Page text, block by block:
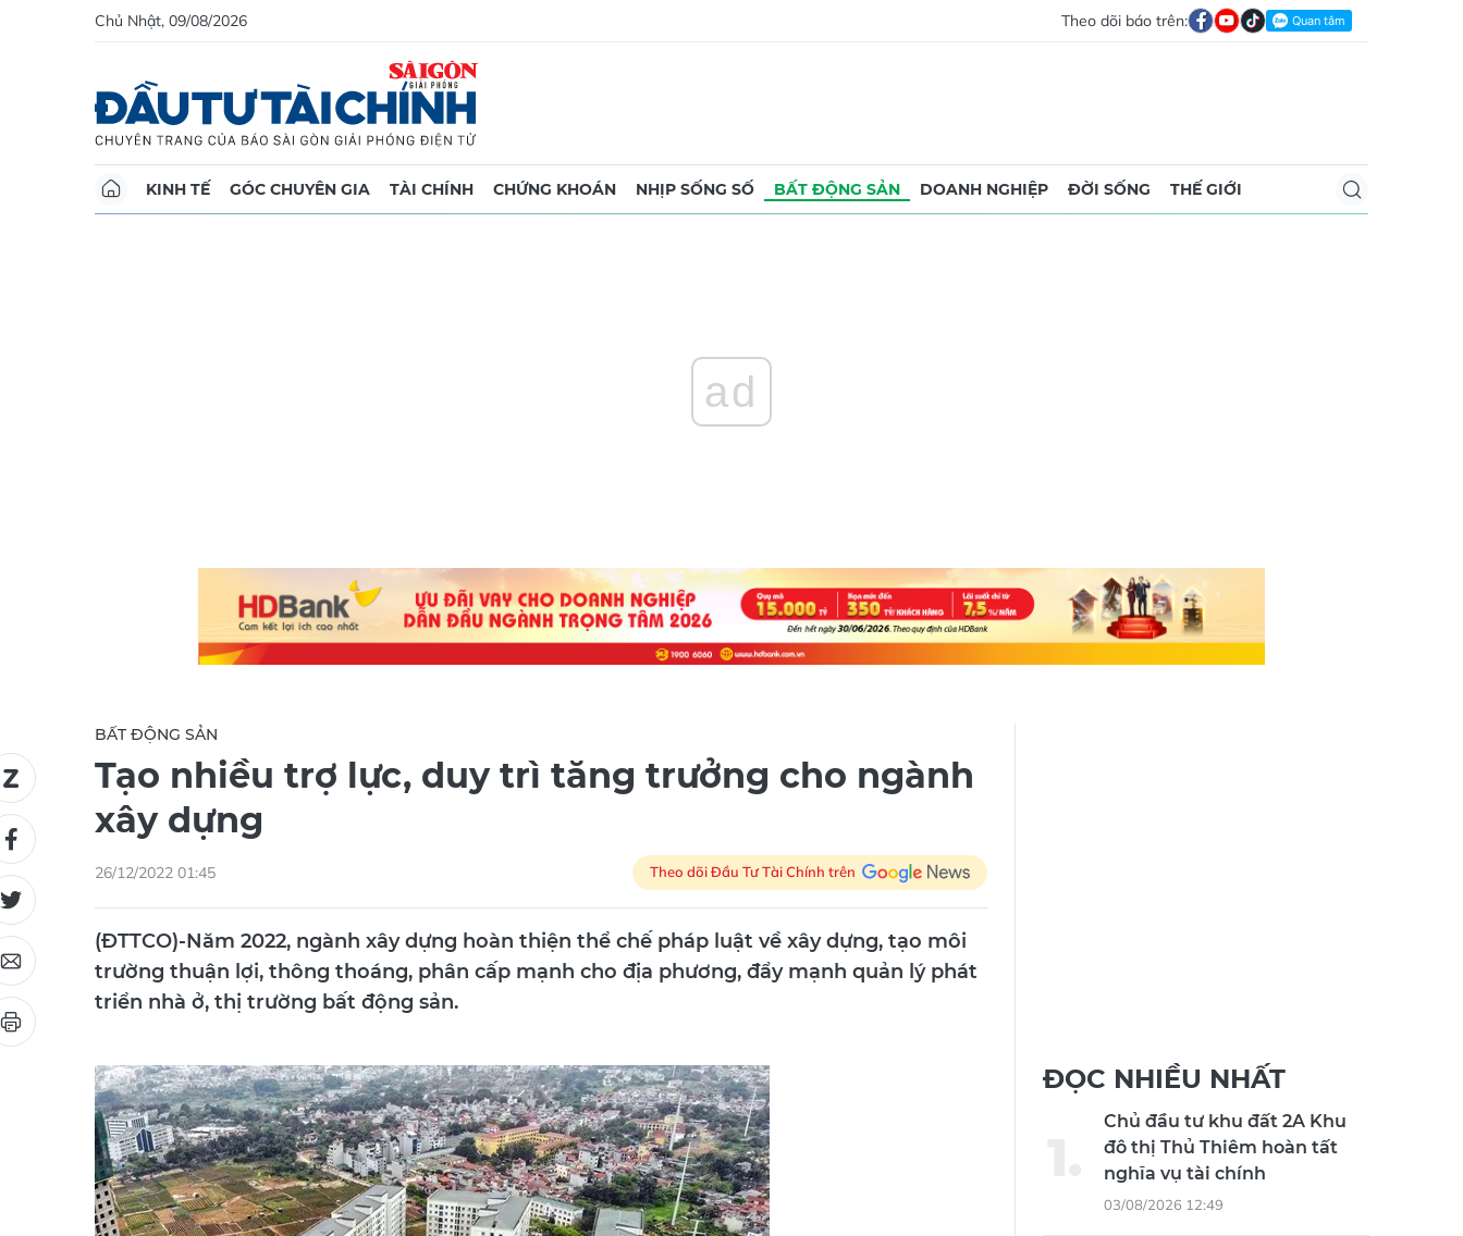
Chủ Nhật, 09/08/2026 Theo dõi báo trên:
KINH TẾ GÓC CHUYÊN GIA TÀI CHÍNH CHỨNG KHOÁN NHỊP SỐNG SỐ BẤT ĐỘNG SẢN DOANH NGHIỆP ĐỜI SỐNG THẾ GIỚI
ad
BẤT ĐỘNG SẢN
Tạo nhiều trợ lực, duy trì tăng trưởng cho ngành
xây dựng
26/12/2022 01:45 Theo dõi Đầu Tư Tài Chính trên
(ĐTTCO)-Năm 2022, ngành xây dựng hoàn thiện thể chế pháp luật về xây dựng, tạo môi
trường thuận lợi, thông thoáng, phân cấp mạnh cho địa phương, đẩy mạnh quản lý phát
triển nhà ở, thị trường bất động sản.
ĐỌC NHIỀU NHẤT
Chủ đầu tư khu đất 2A Khu
đô thị Thủ Thiêm hoàn tất
nghĩa vụ tài chính
03/08/2026 12:49